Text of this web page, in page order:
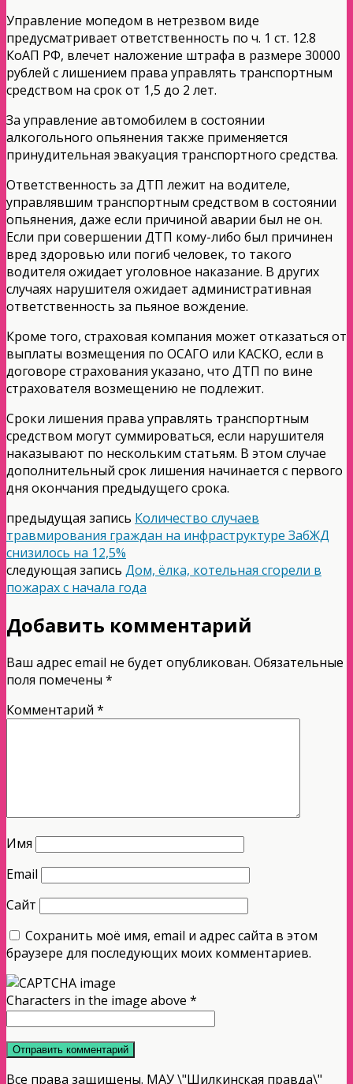
Управление мопедом в нетрезвом виде
предусматривает ответственность по ч. 1 ст. 12.8
КоАП РФ, влечет наложение штрафа в размере 30000
рублей с лишением права управлять транспортным
средством на срок от 1,5 до 2 лет.
За управление автомобилем в состоянии
алкогольного опьянения также применяется
принудительная эвакуация транспортного средства.
Ответственность за ДТП лежит на водителе,
управлявшим транспортным средством в состоянии
опьянения, даже если причиной аварии был не он.
Если при совершении ДТП кому-либо был причинен
вред здоровью или погиб человек, то такого
водителя ожидает уголовное наказание. В других
случаях нарушителя ожидает административная
ответственность за пьяное вождение.
Кроме того, страховая компания может отказаться от
выплаты возмещения по ОСАГО или КАСКО, если в
договоре страхования указано, что ДТП по вине
страхователя возмещению не подлежит.
Сроки лишения права управлять транспортным
средством могут суммироваться, если нарушителя
наказывают по нескольким статьям. В этом случае
дополнительный срок лишения начинается с первого
дня окончания предыдущего срока.
предыдущая запись Количество случаев
травмирования граждан на инфраструктуре ЗабЖД
снизилось на 12,5%
следующая запись Дом, ёлка, котельная сгорели в
пожарах с начала года
Добавить комментарий
Ваш адрес email не будет опубликован. Обязательные
поля помечены *
Комментарий *
Имя
Email
Сайт
Сохранить моё имя, email и адрес сайта в этом
браузере для последующих моих комментариев.
Characters in the image above *
Все права защищены. МАУ \"Шилкинская правда\"